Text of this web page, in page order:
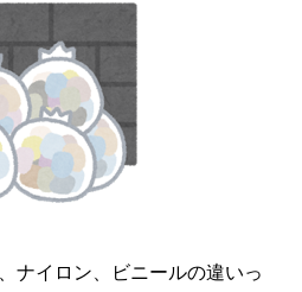
ナイロン、ビニールの違いっ